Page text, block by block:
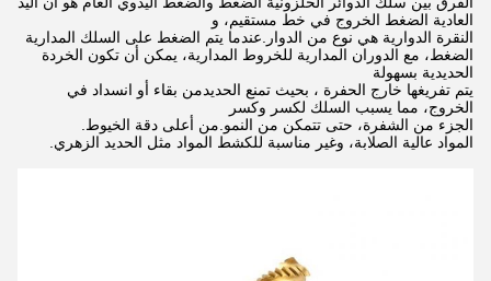
العادية الضغط الخروج في خط مستقيم، و
النقرة الدوارية هي نوع من الدوار. عندما يتم الضغط على السلك المدارية
الضغط، مع الدوران المدارية للخروط المدارية، يمكن أن تكون الخردة
الحديدية بسهولة
يتم تفريغها خارج الحفرة ، بحيث تمنع الحديدمن بقاء أو انسداد في
الخروج، مما يسبب السلك لكسر وكسر
الجزء من الشفرة، حتى تتمكن من النمو. من أعلى دقة الخيوط.
المواد عالية الصلابة، وغير مناسبة للكشط المواد مثل الحديد الزهري.